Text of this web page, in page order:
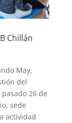
Chillán
May,
del
26 de
sede
actividad